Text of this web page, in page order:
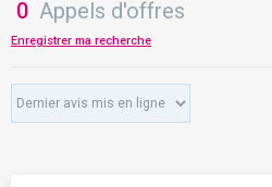
0 Appels d'offres
Enregistrer ma recherche